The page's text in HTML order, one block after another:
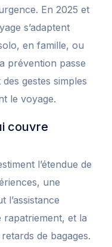
En 2025 et
s’adaptent
en famille, ou
prévention passe
des gestes simples
le voyage.
couvre
l’étendue de
une
l’assistance
rapatriement, et la
de bagages.